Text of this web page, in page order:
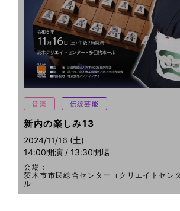
音楽 伝統芸能
新内の楽しみ13
2024/11/16 (土)
14:00開演 / 13:30開場
会場：
茨木市市民総合センター（クリエイトセン
ル